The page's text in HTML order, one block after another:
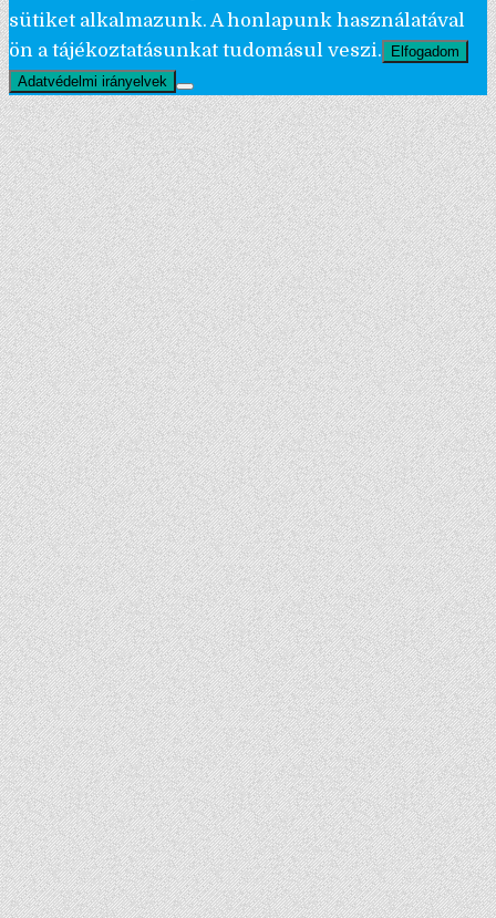
sütiket alkalmazunk. A honlapunk használatával
ön a tájékoztatásunkat tudomásul veszi.
Elfogadom
Adatvédelmi irányelvek